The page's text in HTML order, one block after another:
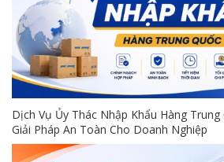
Dịch Vụ Ủy Thác Nhập Khẩu Hàng Trung
Giải Pháp An Toàn Cho Doanh Nghiệp